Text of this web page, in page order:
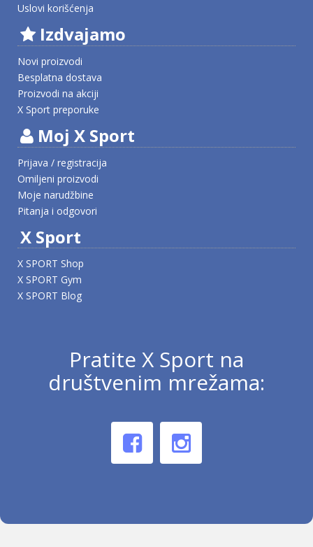
Uslovi korišćenja
Izdvajamo
Novi proizvodi
Besplatna dostava
Proizvodi na akciji
X Sport preporuke
Moj X Sport
Prijava / registracija
Omiljeni proizvodi
Moje narudžbine
Pitanja i odgovori
X Sport
X SPORT Shop
X SPORT Gym
X SPORT Blog
Pratite X Sport na
društvenim mrežama: